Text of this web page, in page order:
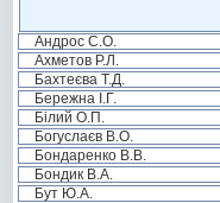
Андрос С.О.
Ахметов Р.Л.
Бахтеєва Т.Д.
Бережна І.Г.
Білий О.П.
Богуслаєв В.О.
Бондаренко В.В.
Бондик В.А.
Бут Ю.А.